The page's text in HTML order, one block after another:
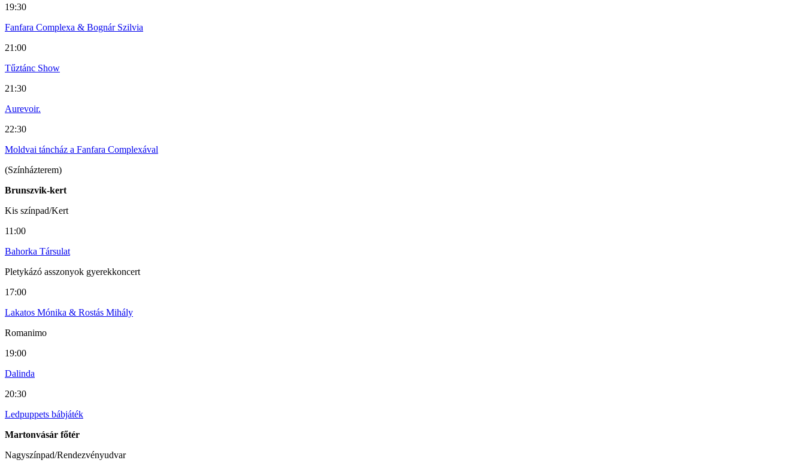
19:30
Fanfara Complexa & Bognár Szilvia
21:00
Tűztánc Show
21:30
Aurevoir.
22:30
Moldvai táncház a Fanfara Complexával
(Színházterem)
Brunszvik-kert
Kis színpad/Kert
11:00
Bahorka Társulat
Pletykázó asszonyok gyerekkoncert
17:00
Lakatos Mónika & Rostás Mihály
Romanimo
19:00
Dalinda
20:30
Ledpuppets bábjáték
Martonvásár főtér
Nagyszínpad/Rendezvényudvar